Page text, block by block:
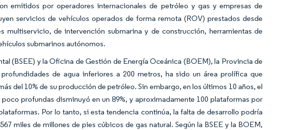
emitidos por operadores internacionales de petróleo y gas y empresas de
servicios de vehículos operados de forma remota (ROV) prestados desde
multiservicio, de intervención submarina y de construcción, herramientas de
submarinos autónomos.
(BSEE) y la Oficina de Gestión de Energía Oceánica (BOEM), la Provincia de
de agua inferiores a 200 metros, ha sido un área prolífica que
del 10% de su producción de petróleo. Sin embargo, en los últimos 10 años, el
profundas disminuyó en un 89%, y aproximadamente 100 plataformas por
Por lo tanto, si esta tendencia continúa, la falta de desarrollo podría
miles de millones de pies cúbicos de gas natural. Según la BSEE y la BOEM,